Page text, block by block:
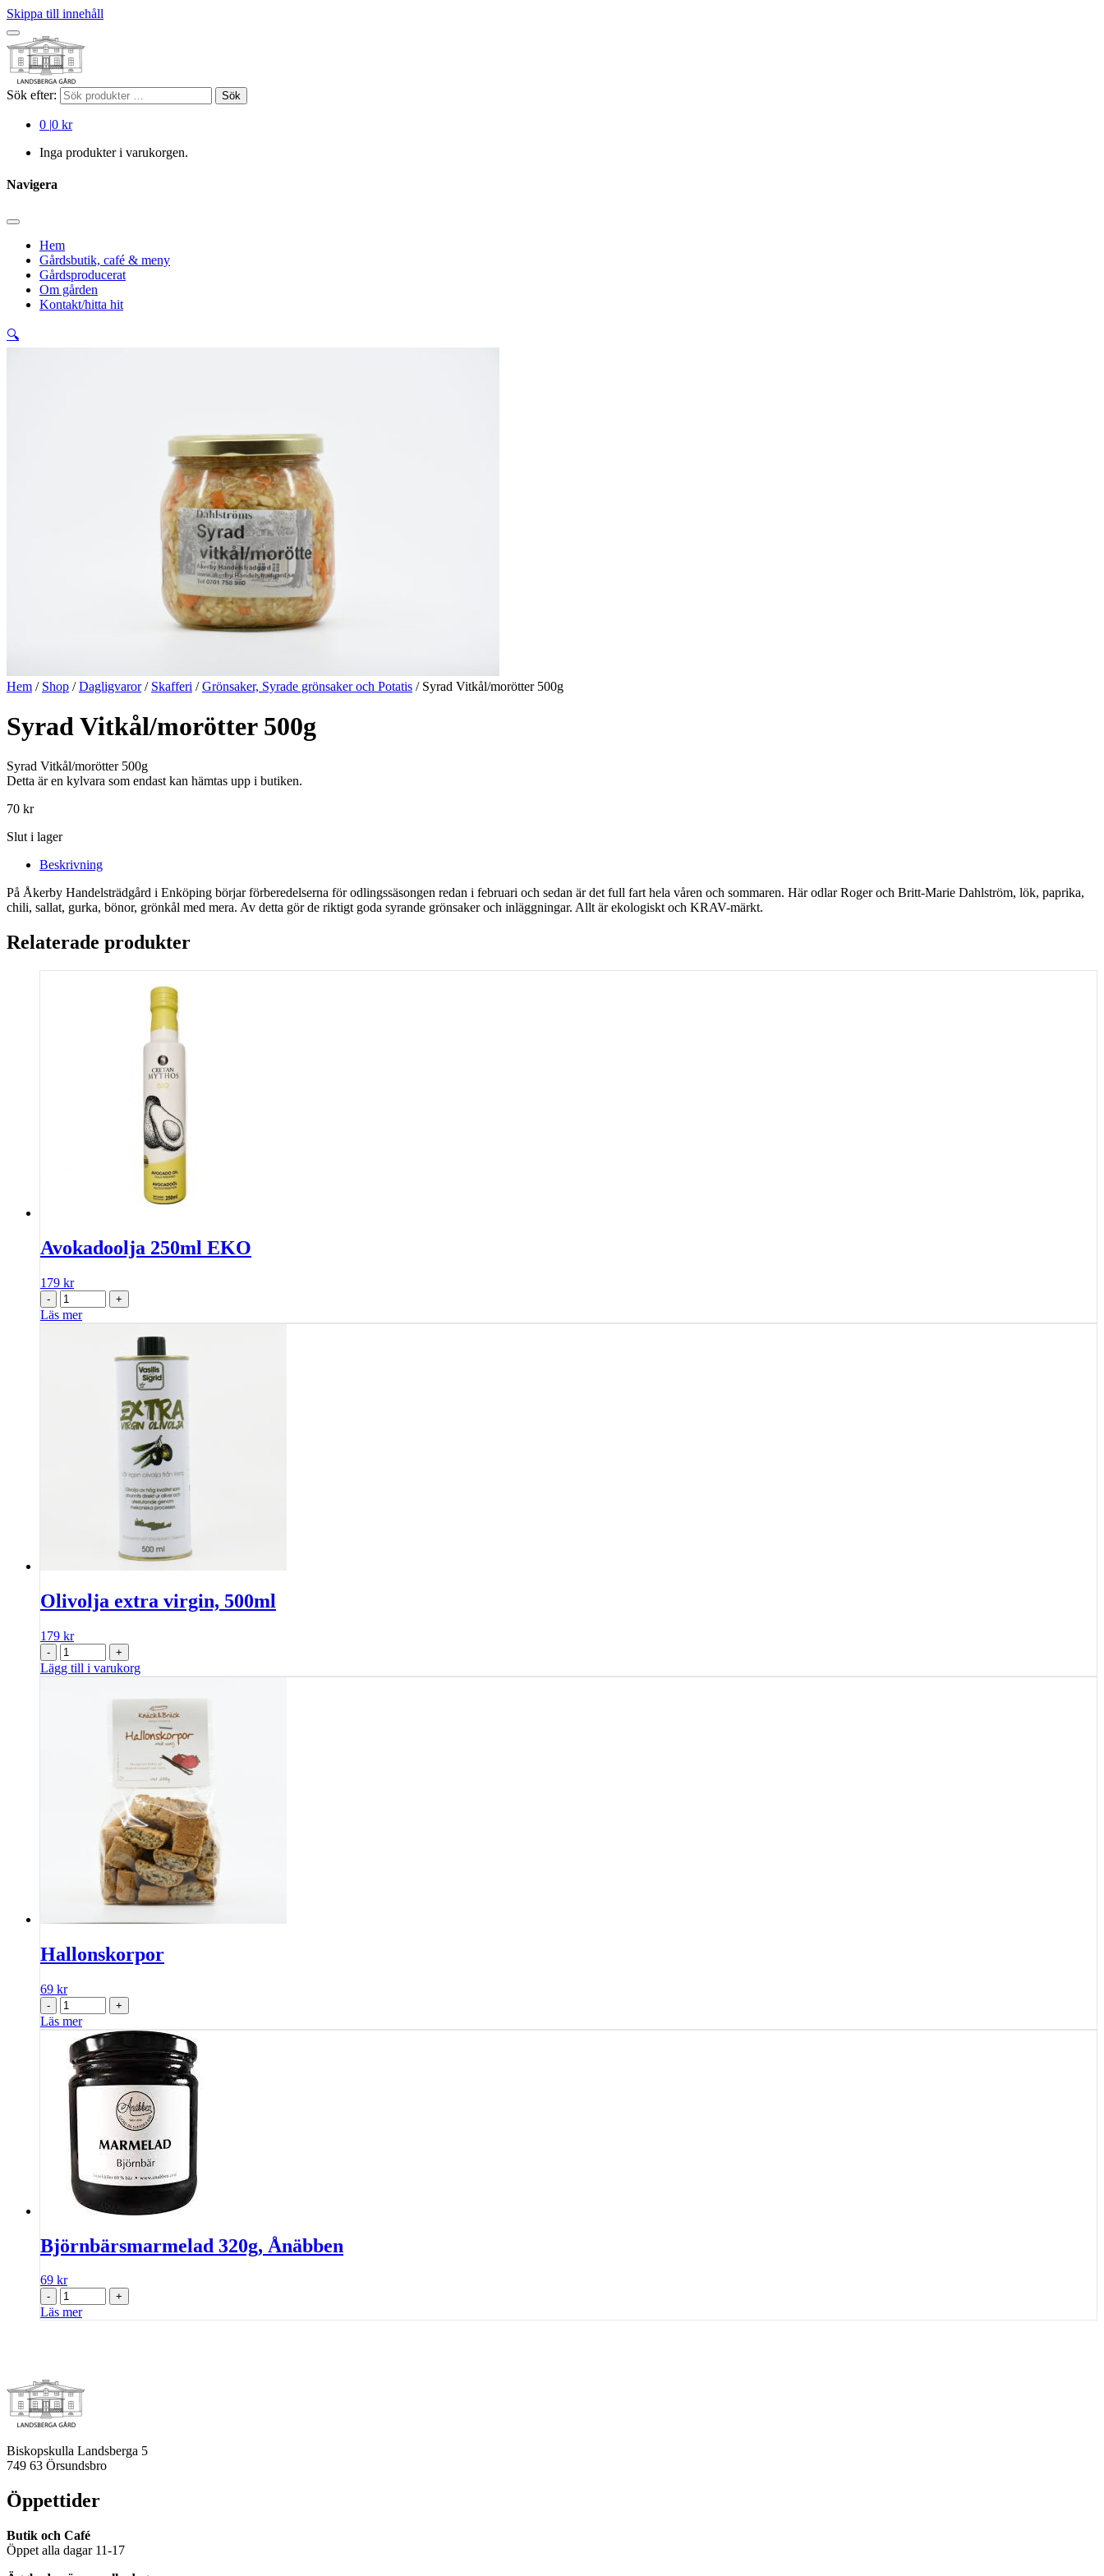
Skippa till innehåll
Sök efter: Sök
0 |0 kr
Inga produkter i varukorgen.
Navigera
Hem
Gårdsbutik, café & meny
Gårdsproducerat
Om gården
Kontakt/hitta hit
🔍
Hem / Shop /Dagligvaror/ Skafferi /Grönsaker, Syrade grönsaker och Potatis / Syrad Vitkål/morötter 500g
Syrad Vitkål/morötter 500g
Syrad Vitkål/morötter 500g
Detta är en kylvara som endast kan hämtas upp i butiken.
70 kr
Slut i lager
Beskrivning
På Åkerby Handelsträdgård i Enköping börjar förberedelserna för odlingssäsongen redan i februari och sedan är det full fart hela våren och sommaren. Här odlar Roger och Britt-Marie Dahlström, lök, paprika,
chili, sallat, gurka, bönor, grönkål med mera. Av detta gör de riktigt goda syrande grönsaker och inläggningar. Allt är ekologiskt och KRAV-märkt.
Relaterade produkter
Avokadoolja 250ml EKO
179 kr
- +
Läs mer
Olivolja extra virgin, 500ml
179 kr
- +
Lägg till i varukorg
Hallonskorpor
69 kr
- +
Läs mer
Björnbärsmarmelad 320g, Ånäbben
69 kr
- +
Läs mer
Biskopskulla Landsberga 5
749 63 Örsundsbro
Öppettider
Butik och Café
Öppet alla dagar 11-17